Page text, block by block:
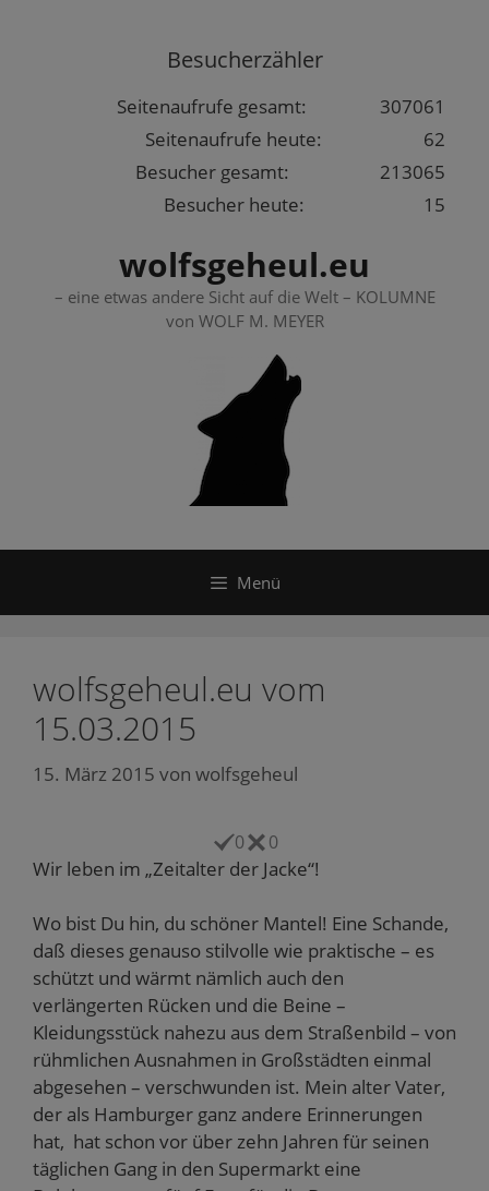
Besucherzähler
307061
Seitenaufrufe gesamt:
62
Seitenaufrufe heute:
213065
Besucher gesamt:
15
Besucher heute:
wolfsgeheul.eu
– eine etwas andere Sicht auf die Welt – KOLUMNE
von WOLF M. MEYER
Menü
wolfsgeheul.eu vom
15.03.2015
15. März 2015 von wolfsgeheul
0 0
Wir leben im „Zeitalter der Jacke“!
Wo bist Du hin, du schöner Mantel! Eine Schande,
daß dieses genauso stilvolle wie praktische – es
schützt und wärmt nämlich auch den
verlängerten Rücken und die Beine –
Kleidungsstück nahezu aus dem Straßenbild – von
rühmlichen Ausnahmen in Großstädten einmal
abgesehen – verschwunden ist. Mein alter Vater,
der als Hamburger ganz andere Erinnerungen
hat, hat schon vor über zehn Jahren für seinen
täglichen Gang in den Supermarkt eine